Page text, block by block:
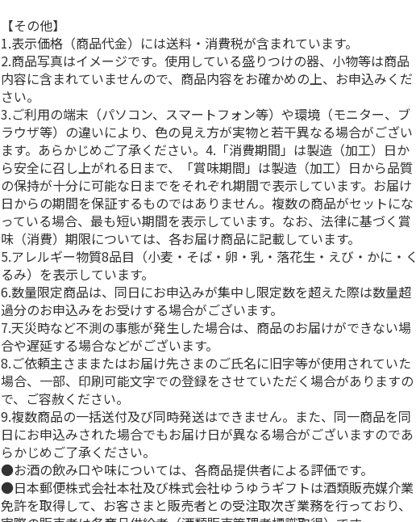
【その他】
1.表示価格（商品代金）には送料・消費税が含まれています。
2.商品写真はイメージです。使用している盛りつけの器、小物等は商品
内容に含まれていませんので、商品内容をお確かめの上、お申込みくだ
さい。
3.ご利用の端末（パソコン、スマートフォン等）や環境（モニター、ブ
ラウザ等）の違いにより、色の見え方が実物と若干異なる場合がござい
ます。あらかじめご了承ください。4.「消費期間」は製造（加工）日か
ら安全に召し上がれる日まで、「賞味期間」は製造（加工）日から品質
の保持が十分に可能な日までをそれぞれ期間で表示しています。お届け
日からの期間を保証するものではありません。複数の商品がセットにな
っている場合、最も短い期間を表示しています。なお、法律に基づく賞
味（消費）期限については、各お届け商品に記載しています。
5.アレルギー物質8品目（小麦・そば・卵・乳・落花生・えび・かに・く
るみ）を表示しています。
6.数量限定商品は、同日にお申込みが集中し限定数を超えた際は数量超
過分のお申込みをお受けする場合がございます。
7.天災時など不測の事態が発生した場合は、商品のお届けができない場
合や遅延する場合などがございます。
8.ご依頼主さままたはお届け先さまのご氏名に旧字等が使用されていた
場合、一部、印刷可能文字での登録をさせていただく場合がありますの
で、ご容赦ください。
9.複数商品の一括送付及び同時発送はできません。また、同一商品を同
日にお申込みされた場合でもお届け日が異なる場合がございますのであ
らかじめご了承ください。
●お酒の飲み口や味については、各商品提供者による評価です。
●日本郵便株式会社本社及び株式会社ゆうゆうギフトは酒類販売媒介業
免許を取得して、お客さまと販売者との受注取次ぎ業務を行っており、